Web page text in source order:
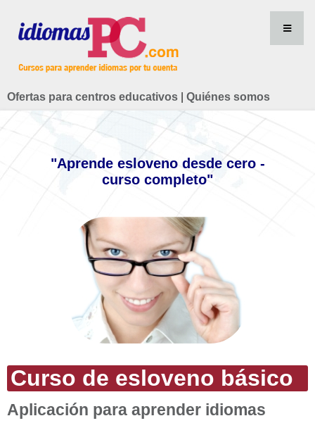
Ofertas para centros educativos Quiénes somos
"Aprende esloveno desde cero -
curso completo"
Curso de esloveno básico
Aplicación para aprender idiomas